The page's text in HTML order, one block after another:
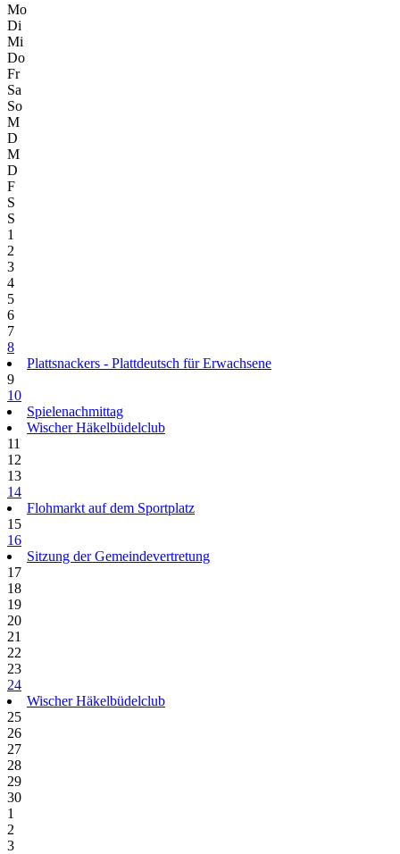
Mo
Di
Mi
Do
Fr
Sa
So
M
D
M
D
F
S
S
1
2
3
4
5
6
7
8
Plattsnackers - Plattdeutsch für Erwachsene
9
10
Spielenachmittag
Wischer Häkelbüdelclub
11
12
13
14
Flohmarkt auf dem Sportplatz
15
16
Sitzung der Gemeindevertretung
17
18
19
20
21
22
23
24
Wischer Häkelbüdelclub
25
26
27
28
29
30
1
2
3